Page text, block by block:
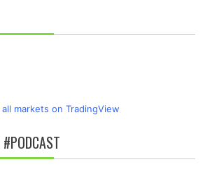
all markets on TradingView